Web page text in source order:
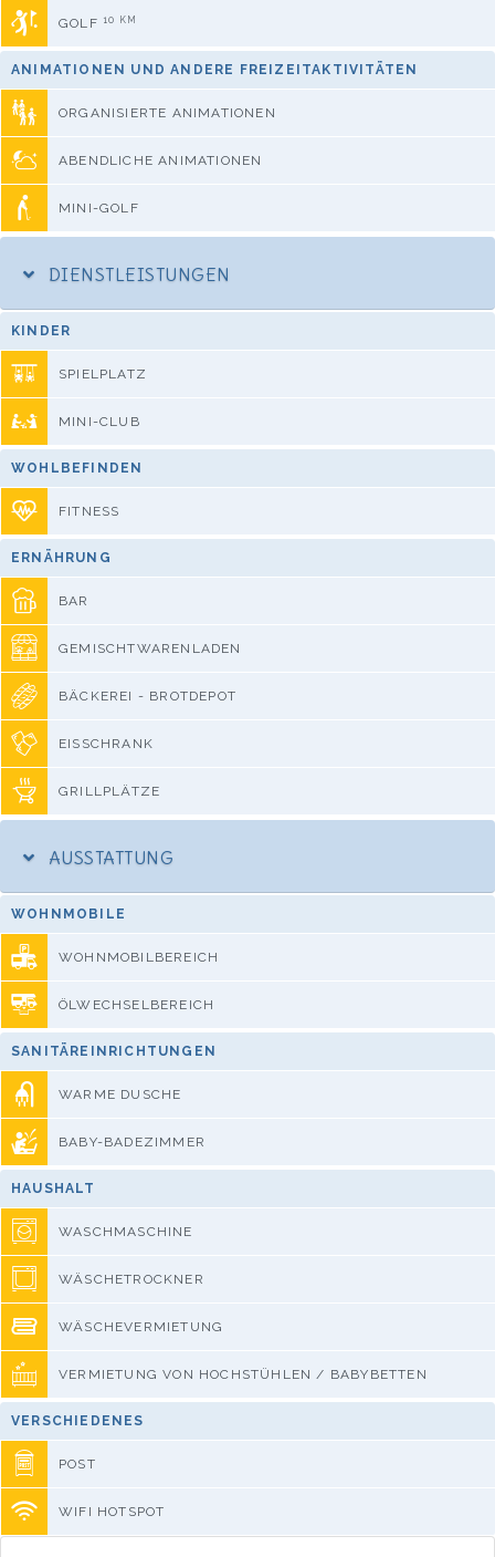
GOLF 10 KM
ANIMATIONEN UND ANDERE FREIZEITAKTIVITÄTEN
ORGANISIERTE ANIMATIONEN
ABENDLICHE ANIMATIONEN
MINI-GOLF
DIENSTLEISTUNGEN
KINDER
SPIELPLATZ
MINI-CLUB
WOHLBEFINDEN
FITNESS
ERNÄHRUNG
BAR
GEMISCHTWARENLADEN
BÄCKEREI - BROTDEPOT
EISSCHRANK
GRILLPLÄTZE
AUSSTATTUNG
WOHNMOBILE
WOHNMOBILBEREICH
ÖLWECHSELBEREICH
SANITÄREINRICHTUNGEN
WARME DUSCHE
BABY-BADEZIMMER
HAUSHALT
WASCHMASCHINE
WÄSCHETROCKNER
WÄSCHEVERMIETUNG
VERMIETUNG VON HOCHSTÜHLEN / BABYBETTEN
VERSCHIEDENES
POST
WIFI HOTSPOT